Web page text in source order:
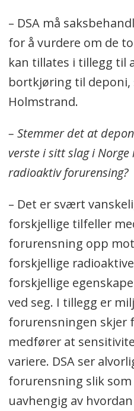
– DSA må
for å vurdere om de
kan tillates i tillegg til
bortkjøring til deponi,
Holmstrand.
– Stemmer det at
verste i sitt slag i
radioaktiv forurensing?
– Det er svært
forskjellige tilfeller
forurensning opp
forskjellige
forskjellige
ved seg. I tillegg er
forurensningen skjer
medfører at
variere. DSA ser
forurensning slik
uavhengig av